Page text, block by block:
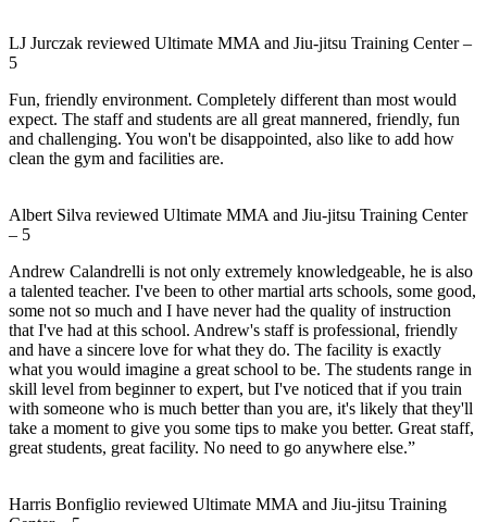
LJ Jurczak reviewed Ultimate MMA and Jiu-jitsu Training Center–
5
Fun, friendly environment. Completely different than most would
expect. The staff and students are all great mannered, friendly, fun
and challenging. You won't be disappointed, also like to add how
clean the gym and facilities are.
Albert Silva reviewed Ultimate MMA and Jiu-jitsu Training Center
– 5
Andrew Calandrelli is not only extremely knowledgeable, he is also
a talented teacher. I've been to other martial arts schools, some good,
some not so much and I have never had the quality of instruction
that I've had at this school. Andrew's staff is professional, friendly
and have a sincere love for what they do. The facility is exactly
what you would imagine a great school to be. The students range in
skill level from beginner to expert, but I've noticed that if you train
with someone who is much better than you are, it's likely that they'll
take a moment to give you some tips to make you better. Great staff,
great students, great facility. No need to go anywhere else.”
Harris Bonfiglio reviewed Ultimate MMA and Jiu-jitsu Training